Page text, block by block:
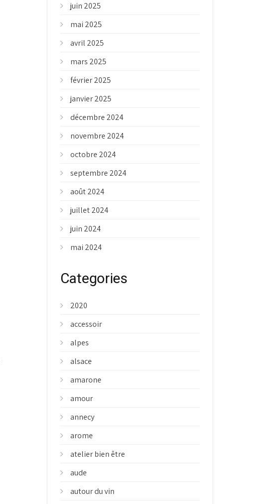
juin 2025
mai 2025
avril 2025
mars 2025
février 2025
janvier 2025
décembre 2024
novembre 2024
octobre 2024
septembre 2024
août 2024
juillet 2024
juin 2024
mai 2024
Categories
2020
accessoir
alpes
alsace
amarone
amour
annecy
arome
atelier bien être
aude
autour du vin